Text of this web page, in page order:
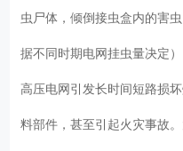
虫尸体，倾倒接虫盒内的害
据不同时期电网挂虫量决定
高压电网引发长时间短路损
料部件，甚至引起火灾事故